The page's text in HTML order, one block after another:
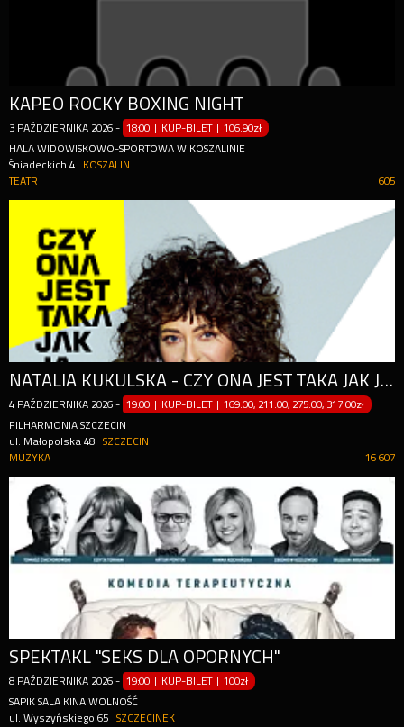
KAPEO ROCKY BOXING NIGHT
3 PAŹDZIERNIKA 2026 - 18:00 | KUP-BILET |106.90zł
HALA WIDOWISKOWO-SPORTOWA W KOSZALINIE
Śniadeckich 4
KOSZALIN
605
TEATR
NATALIA KUKULSKA - CZY ONA JEST TAKA JAK JA? - TRASA JUBILEUSZOWA
4 PAŹDZIERNIKA 2026 - 19:00 | KUP-BILET |169.00, 211.00, 275.00, 317.00zł
FILHARMONIA SZCZECIN
ul. Małopolska 48
SZCZECIN
16 607
MUZYKA
SPEKTAKL "SEKS DLA OPORNYCH"
8 PAŹDZIERNIKA 2026 - 19:00 | KUP-BILET |100zł
SAPIK SALA KINA WOLNOŚĆ
ul. Wyszyńskiego 65
SZCZECINEK